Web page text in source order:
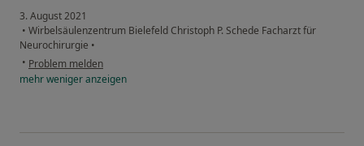
3. August 2021
• Wirbelsäulenzentrum Bielefeld Christoph P. Schede Facharzt für
Neurochirurgie •
• Problem melden
mehrwenigeranzeigen